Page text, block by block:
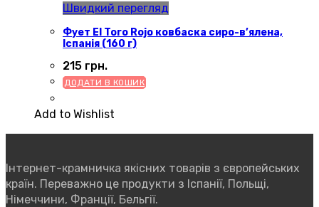
Швидкий перегляд
Фует El Toro Rojo ковбаска сиро-в’ялена,
Іспанія (160 г)
215 грн.
ДОДАТИ В КОШИК
Add to Wishlist
Інтернет-крамничка якісних товарів з європейських
країн. Переважно це продукти з Іспанії, Польщі,
Німеччини, Франції, Бельгії.